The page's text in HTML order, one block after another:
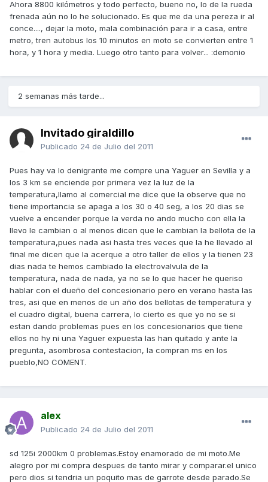
Ahora 8800 kilómetros y todo perfecto, bueno no, lo de la rueda
frenada aún no lo he solucionado. Es que me da una pereza ir al
conce...., dejar la moto, mala combinación para ir a casa, entre
metro, tren autobus los 10 minutos en moto se convierten entre 1
hora, y 1 hora y media. Luego otro tanto para volver... :demonio
2 semanas más tarde...
Invitado giraldillo
Publicado 24 de Julio del 2011
Pues hay va lo denigrante me compre una Yaguer en Sevilla y a
los 3 km se enciende por primera vez la luz de la
temperatura,llamo al comercial me dice que la observe que no
tiene importancia se apaga a los 30 o 40 seg, a los 20 dias se
vuelve a encender porque la verda no ando mucho con ella la
llevo le cambian o al menos dicen que le cambian la bellota de la
temperatura,pues nada asi hasta tres veces que la he llevado al
final me dicen que la acerque a otro taller de ellos y la tienen 23
dias nada te hemos cambiado la electrovalvula de la
temperatura, nada de nada, ya no se lo que hacer he queriso
hablar con el dueño del concesionario pero en verano hasta las
tres, asi que en menos de un año dos bellotas de temperatura y
el cuadro digital, buena carrera, lo cierto es que yo no se si
estan dando problemas pues en los concesionarios que tiene
ellos no hy ni una Yaguer expuesta las han quitado y ante la
pregunta, asombrosa contestacion, la compran ms en los
pueblo,NO COMENT.
alex
Publicado 24 de Julio del 2011
sd 125i 2000km 0 problemas.Estoy enamorado de mi moto.Me
alegro por mi compra despues de tanto mirar y comparar.el unico
pero dios si tendria un poquito mas de garrote desde parado.Se